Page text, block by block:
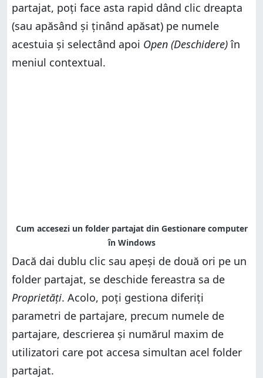
partajat, poți face asta rapid dând clic dreapta
(sau apăsând și ținând apăsat) pe numele
acestuia și selectând apoi Open (Deschidere)în
meniul contextual.
Dacă dai dublu clic sau apeși de două ori pe un
folder partajat, se deschide fereastra sa de
Proprietăți. Acolo, poți gestiona diferiți
parametri de partajare, precum numele de
partajare, descrierea și numărul maxim de
utilizatori care pot accesa simultan acel folder
partajat.